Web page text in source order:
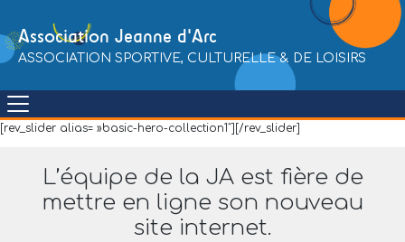
content
Association Jeanne d'Arc
ASSOCIATION SPORTIVE, CULTURELLE & DE LOISIRS
[rev_slider alias= »basic-hero-collection1″][/rev_slider]
L’équipe de la JA est fière de
mettre en ligne son nouveau
site internet.